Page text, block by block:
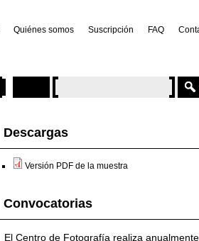
Quiénes somos Suscripción FAQ
Descargas
Versión PDF de la muestra
Convocatorias
El Centro de Fotografía realiza anualmente